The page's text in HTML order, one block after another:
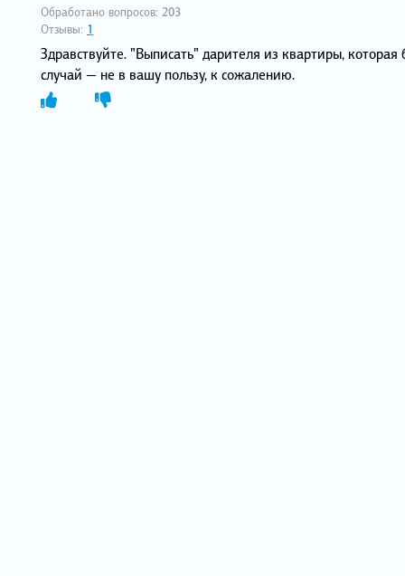
Обработано вопросов: 203
Отзывы: 1
Здравствуйте. "Выписать" дарителя из квартиры,
случай — не в вашу пользу, к сожалению.